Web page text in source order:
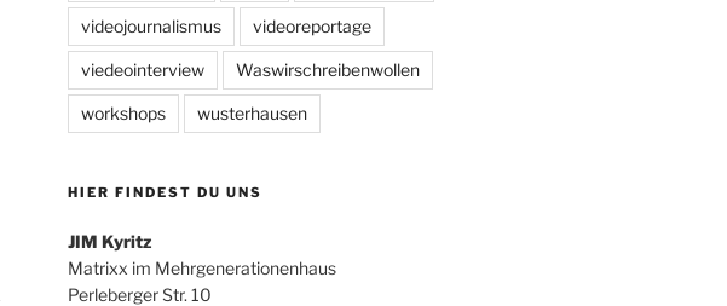
videojournalismus videoreportage
viedeointerview Waswirschreibenwollen
workshops wusterhausen
HIER FINDEST DU UNS
JIM Kyritz
Matrixx im Mehrgenerationenhaus
Perleberger Str. 10